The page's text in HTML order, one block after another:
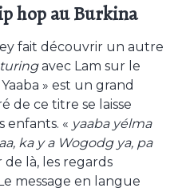
hop au Burkina
fait découvrir un autre
avec Lam sur le
» est un grand
de ce titre se laisse
enfants. « yaaba yélma
ka y a Wogodg ya, pa
de là, les regards
message en langue